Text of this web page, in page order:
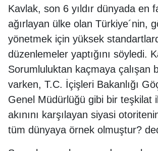
Kavlak, son 6 yıldır dünyada en
ağırlayan ülke olan Türkiye´nin,
yönetmek için yüksek
düzenlemeler yaptığını söyledi.
Sorumluluktan kaçmaya çalışan
varken, T.C. İçişleri Bakanlığı
Genel Müdürlüğü gibi bir teşkilat
akınını karşılayan siyasi
tüm dünyaya örnek olmuştur?